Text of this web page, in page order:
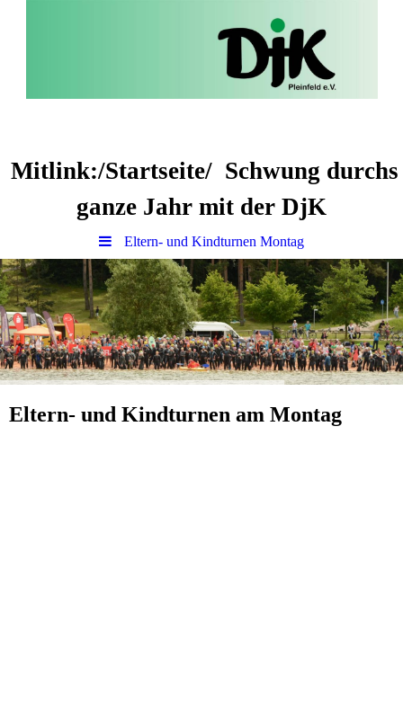
Mitlink:/Startseite/ Schwung durchs
ganze Jahr mit der DjK
Eltern- und Kindturnen Montag
Eltern- und Kindturnen am Montag